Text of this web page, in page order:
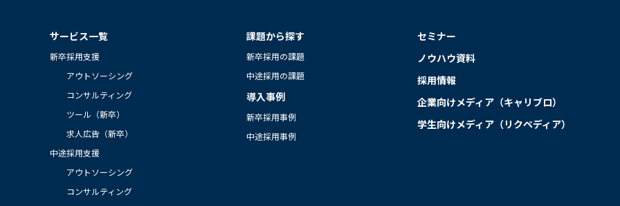
サービス一覧
新卒採用支援
アウトソーシング
コンサルティング
ツール（新卒）
求人広告（新卒）
中途採用支援
アウトソーシング
コンサルティング
課題から探す
新卒採用の課題
中途採用の課題
導入事例
新卒採用事例
中途採用事例
セミナー
ノウハウ資料
採用情報
企業向けメディア（キャリブロ）
学生向けメディア（リクペディア）